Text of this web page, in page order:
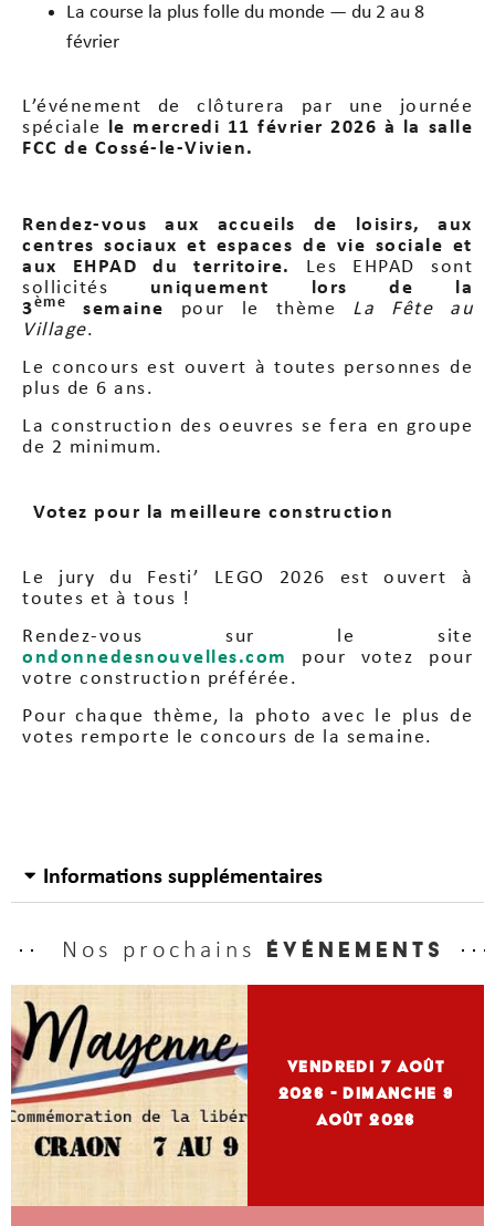
La course la plus folle du monde — du 2 au 8
février
L’événement de clôturera par une journée
spéciale le mercredi 11 février 2026 à la salle
FCC de Cossé-le-Vivien.
Rendez-vous aux accueils de loisirs, aux
centres sociaux et espaces de vie sociale et
aux EHPAD du territoire. Les EHPAD sont
sollicités uniquement lors de la
3ème semaine pour le thème La Fête au
Village.
Le concours est ouvert à toutes personnes de
plus de 6 ans.
La construction des oeuvres se fera en groupe
de 2 minimum.
Votez pour la meilleure construction
Le jury du Festi’ LEGO 2026 est ouvert à
toutes et à tous !
Rendez-vous sur le site
ondonnedesnouvelles.com
pour votez pour
votre construction préférée.
Pour chaque thème, la photo avec le plus de
votes remporte le concours de la semaine.
Informations supplémentaires
Nos prochains événements
vendredi 7Août
2026 - dimanche 9
Août 2026